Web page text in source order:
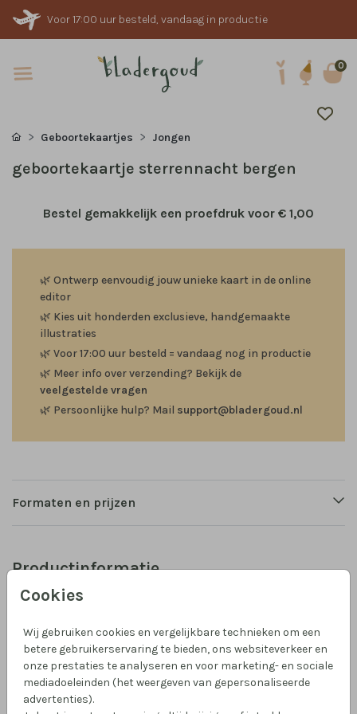
Voor 17:00 uur besteld, vandaag in productie
0
Cookies
Wij gebruiken cookies en vergelijkbare technieken om een
betere gebruikerservaring te bieden, ons websiteverkeer en
onze prestaties te analyseren en voor marketing- en sociale
mediadoeleinden (het weergeven van gepersonaliseerde
advertenties).
Geboortekaartjes Jongen
geboortekaartje sterrennacht bergen
Bestel gemakkelijk een proefdruk voor € 1,00
🌿 Ontwerp eenvoudig jouw unieke kaart in de online
editor
🌿 Kies uit honderden exclusieve, handgemaakte
illustraties
🌿 Voor 17:00 uur besteld = vandaag nog in productie
🌿 Meer info over verzending? Bekijk de
veelgestelde vragen
🌿 Persoonlijke hulp? Mail support@bladergoud.nl
Formaten en prijzen
Productinformatie
Omschrijving
Een dromerig geboortekaartje met een sterrennacht
en bergen. Voeg zelf meer boompjes of diertjes toe en
kies zelf de kleur van de bergen.
Collectie